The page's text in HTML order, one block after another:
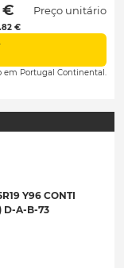
€
€
Preço unitário
em Portugal Continental.
Y96 CONTI
D-A-B-73